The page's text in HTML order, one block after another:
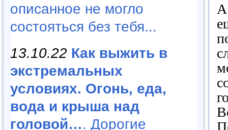
описанное не могло
состояться без тебя...
13.10.22 Как выжить в
экстремальных
условиях. Огонь, еда,
вода и крыша над
головой…. Дорогие
А